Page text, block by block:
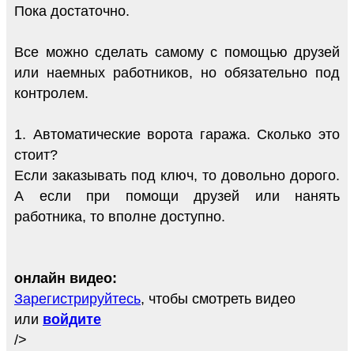
Пока достаточно.
Все можно сделать самому с помощью друзей
или наемных работников, но обязательно под
контролем.
1. Автоматические ворота гаража. Сколько это
стоит?
Если заказывать под ключ, то довольно дорого.
А если при помощи друзей или нанять
работника, то вполне доступно.
онлайн видео:
Зарегистрируйтесь, чтобы смотреть видео
или войдите
/>